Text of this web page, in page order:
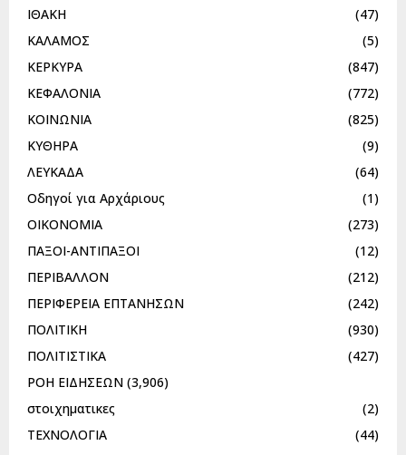
ΙΘΑΚΗ
(47)
ΚΑΛΑΜΟΣ
(5)
ΚΕΡΚΥΡΑ
(847)
ΚΕΦΑΛΟΝΙΑ
(772)
ΚΟΙΝΩΝΙΑ
(825)
ΚΥΘΗΡΑ
(9)
ΛΕΥΚΑΔΑ
(64)
Οδηγοί για Αρχάριους
(1)
ΟΙΚΟΝΟΜΙΑ
(273)
ΠΑΞΟΙ-ΑΝΤΙΠΑΞΟΙ
(12)
ΠΕΡΙΒΑΛΛΟΝ
(212)
ΠΕΡΙΦΕΡΕΙΑ ΕΠΤΑΝΗΣΩΝ
(242)
ΠΟΛΙΤΙΚΗ
(930)
ΠΟΛΙΤΙΣΤΙΚΑ
(427)
ΡΟΗ ΕΙΔΗΣΕΩΝ (3,906)
στοιχηματικες
(2)
ΤΕΧΝΟΛΟΓΙΑ
(44)